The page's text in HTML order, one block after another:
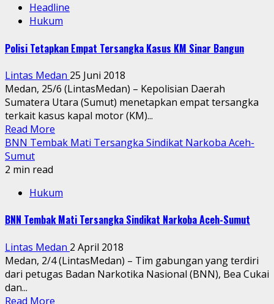
Headline
Hukum
Polisi Tetapkan Empat Tersangka Kasus KM Sinar Bangun
Lintas Medan 25 Juni 2018
Medan, 25/6 (LintasMedan) – Kepolisian Daerah
Sumatera Utara (Sumut) menetapkan empat tersangka
terkait kasus kapal motor (KM)...
Read More
BNN Tembak Mati Tersangka Sindikat Narkoba Aceh-
Sumut
2 min read
Hukum
BNN Tembak Mati Tersangka Sindikat Narkoba Aceh-Sumut
Lintas Medan 2 April 2018
Medan, 2/4 (LintasMedan) – Tim gabungan yang terdiri
dari petugas Badan Narkotika Nasional (BNN), Bea Cukai
dan...
Read More